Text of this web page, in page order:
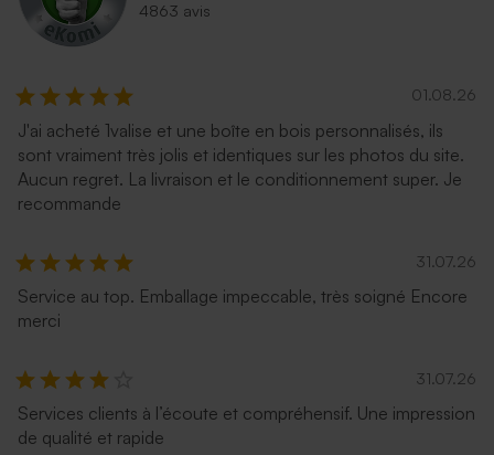
4863 avis
01.08.26
J'ai acheté 1valise et une boîte en bois personnalisés, ils
sont vraiment très jolis et identiques sur les photos du site.
Aucun regret. La livraison et le conditionnement super. Je
recommande
31.07.26
Service au top. Emballage impeccable, très soigné Encore
merci
31.07.26
Services clients à l’écoute et compréhensif. Une impression
de qualité et rapide